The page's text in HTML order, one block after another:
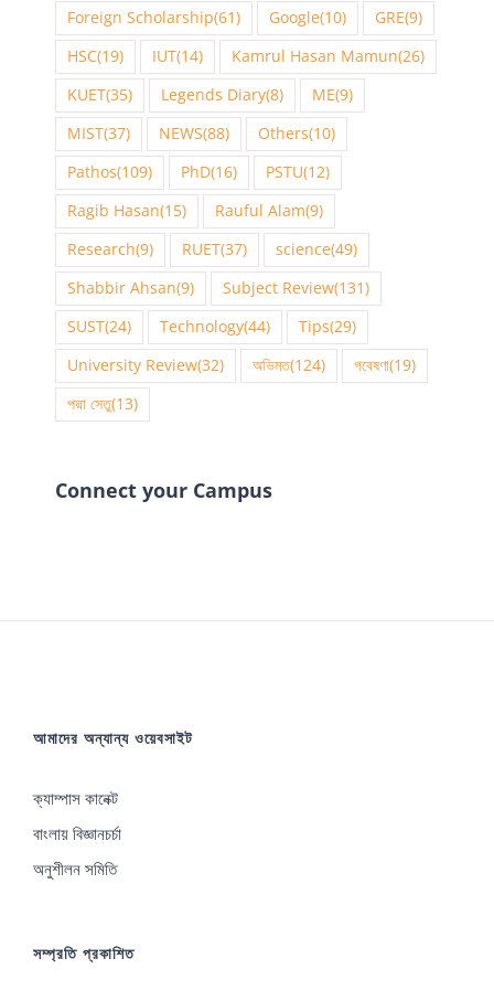
Foreign Scholarship(61) Google(10) GRE(9)
HSC(19) IUT(14) Kamrul Hasan Mamun(26)
KUET(35) Legends Diary(8) ME(9)
MIST(37) NEWS(88) Others(10)
Pathos(109) PhD(16) PSTU(12)
Ragib Hasan(15) Rauful Alam(9)
Research(9) RUET(37) science(49)
Shabbir Ahsan(9) Subject Review(131)
SUST(24) Technology(44) Tips(29)
University Review(32) অভিমত(124) গবেষণা(19)
পদ্মা সেতু(13)
Connect your Campus
আমাদের অন্যান্য ওয়েবসাইট
ক্যাম্পাস কানেক্ট
বাংলায় বিজ্ঞানচর্চা
অনুশীলন সমিতি
সম্প্রতি প্রকাশিত